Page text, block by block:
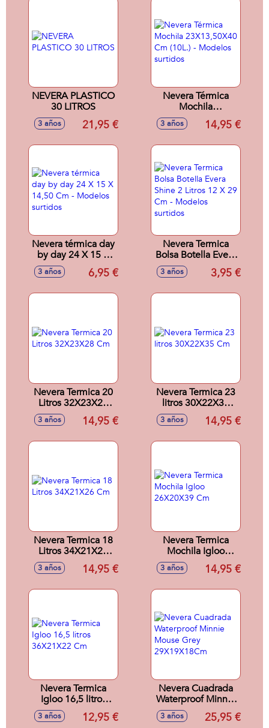
NEVERA PLASTICO
30 LITROS
3 años 21,95 €
Nevera Térmica
Mochila
23X13,50X40 Cm
(10L.) - Modelos
3 años 14,95 €
Nevera térmica day
by day 24 X 15 X
14,50 Cm -
Modelos surtidos
3 años 6,95 €
Nevera Termica
Bolsa Botella Evera
Shine 2 Litros 12 X
29 Cm - Modelos
3 años 3,95 €
Nevera Termica 20
Litros 32X23X28
3 años 14,95 €
Nevera Termica 23
litros 30X22X35
3 años 14,95 €
Nevera Termica 18
Litros 34X21X26
3 años 14,95 €
Nevera Termica
Mochila Igloo
26X20X39 Cm
3 años 14,95 €
Nevera Termica
Igloo 16,5 litros
36X21X22 Cm
3 años 12,95 €
Nevera Cuadrada
Waterproof Minnie
Mouse Grey
29X19X18Cm
3 años 25,95 €